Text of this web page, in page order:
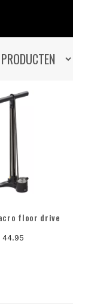
floor drive
44.95